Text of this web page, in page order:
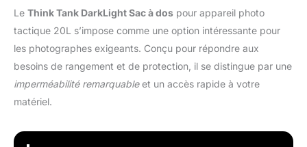
Le Think Tank DarkLight Sac à dos pour appareil photo
tactique 20L s’impose comme une option intéressante pour
les photographes exigeants. Conçu pour répondre aux
besoins de rangement et de protection, il se distingue par une
imperméabilité remarquableet un accès rapide à votre
matériel.